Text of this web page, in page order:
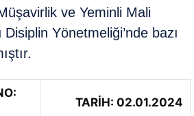
ve Yeminli Mali
Yönetmeliği’nde bazı
TARİH: 02.01.2024